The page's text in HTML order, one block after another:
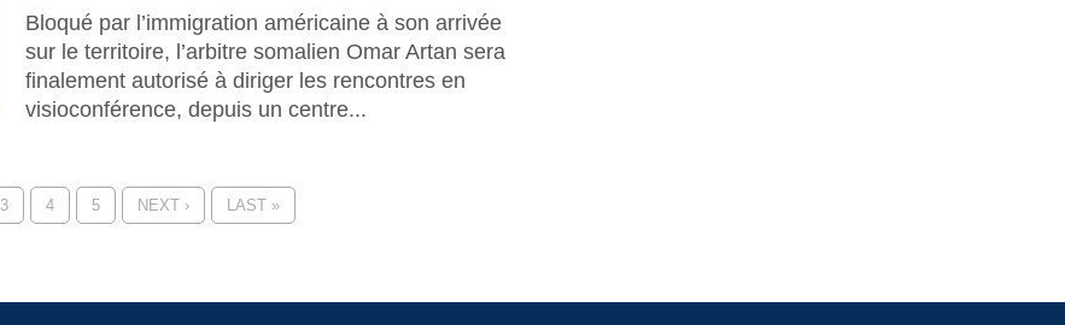
Bloqué par l’immigration américaine à son arrivée
sur le territoire, l’arbitre somalien Omar Artan sera
finalement autorisé à diriger les rencontres en
visioconférence, depuis un centre...
3 4 5 NEXT › LAST »